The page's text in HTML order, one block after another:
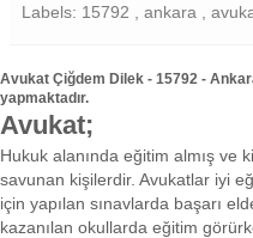
Labels: 15792 , ankara ,
Avukat Çiğdem Dilek - 15792 -
yapmaktadır.
Avukat;
Hukuk alanında eğitim almış ve
savunan kişilerdir. Avukatlar iyi
için yapılan sınavlarda başarı
kazanılan okullarda eğitim